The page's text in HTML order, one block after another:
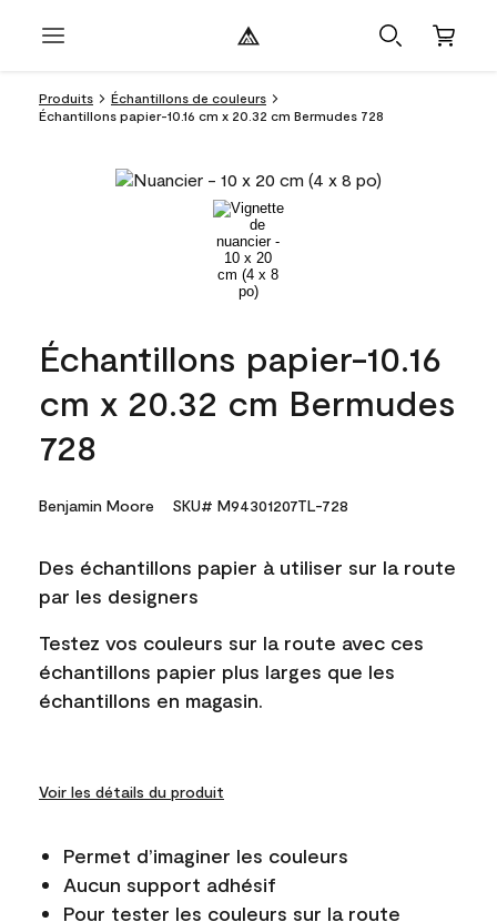
Produits
Échantillons de couleurs
Échantillons papier-10.16 cm x 20.32 cm Bermudes 728
Échantillons papier-10.16
cm x 20.32 cm Bermudes
728
Benjamin Moore SKU# M94301207TL-728
Des échantillons papier à utiliser sur la route
par les designers
Testez vos couleurs sur la route avec ces
échantillons papier plus larges que les
échantillons en magasin.
Voir les détails du produit
Permet d’imaginer les couleurs
Aucun support adhésif
Pour tester les couleurs sur la route